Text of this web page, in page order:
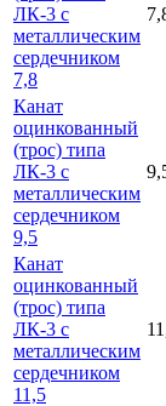
ЛК-3 с
металлическим
сердечником
7,8
Канат
оцинкованный
(трос) типа
ЛК-3 с
металлическим
сердечником
9,5
Канат
оцинкованный
(трос) типа
ЛК-3 с
металлическим
сердечником
11,5